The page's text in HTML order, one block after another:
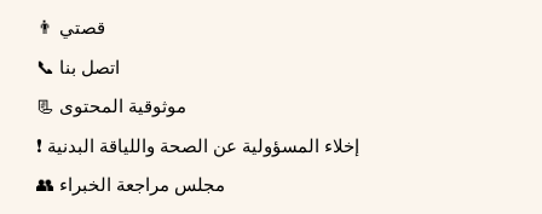
👨 قصتي
📞 اتصل بنا
📃 موثوقية المحتوى
❗ إخلاء المسؤولية عن الصحة واللياقة البدنية
👥 مجلس مراجعة الخبراء